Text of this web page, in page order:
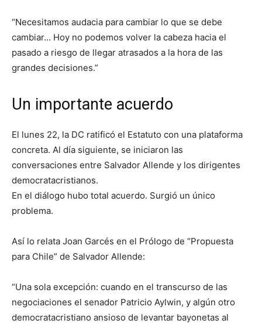
“Necesitamos audacia para cambiar lo que se debe
cambiar… Hoy no podemos volver la cabeza hacia el
pasado a riesgo de llegar atrasados a la hora de las
grandes decisiones.”
Un importante acuerdo
El lunes 22, la DC ratificó el Estatuto con una plataforma
concreta. Al día siguiente, se iniciaron las
conversaciones entre Salvador Allende y los dirigentes
democratacristianos.
En el diálogo hubo total acuerdo. Surgió un único
problema.
Así lo relata Joan Garcés en el Prólogo de “Propuesta
para Chile” de Salvador Allende:
“Una sola excepción: cuando en el transcurso de las
negociaciones el senador Patricio Aylwin, y algún otro
democratacristiano ansioso de levantar bayonetas al